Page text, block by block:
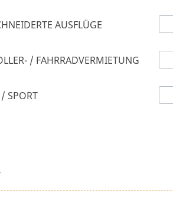
AUSFLÜGE
/ FAHRRADVERMIETUNG
SPORT